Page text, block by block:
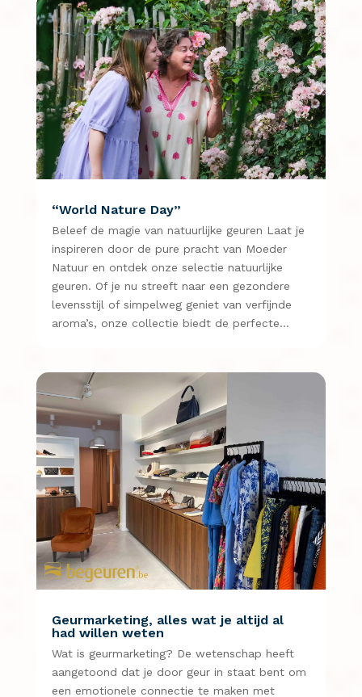
“World Nature Day”
Beleef de magie van natuurlijke geuren Laat je
inspireren door de pure pracht van Moeder
Natuur en ontdek onze selectie natuurlijke
geuren. Of je nu streeft naar een gezondere
levensstijl of simpelweg geniet van verfijnde
aroma’s, onze collectie biedt de perfecte…
Geurmarketing, alles wat je altijd al
had willen weten
Wat is geurmarketing? De wetenschap heeft
aangetoond dat je door geur in staat bent om
een emotionele connectie te maken met